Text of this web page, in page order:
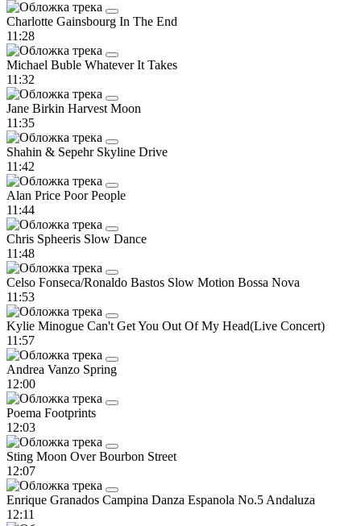
Charlotte Gainsbourg In The End
11:28
Michael Buble Whatever It Takes
11:32
Jane Birkin Harvest Moon
11:35
Shahin & Sepehr Skyline Drive
11:42
Alan Price Poor People
11:44
Chris Spheeris Slow Dance
11:48
Celso Fonseca/Ronaldo Bastos Slow Motion Bossa Nova
11:53
Kylie Minogue Can't Get You Out Of My Head(Live Concert)
11:57
Andrea Vanzo Spring
12:00
Poema Footprints
12:03
Sting Moon Over Bourbon Street
12:07
Enrique Granados Campina Danza Espanola No.5 Andaluza
12:11